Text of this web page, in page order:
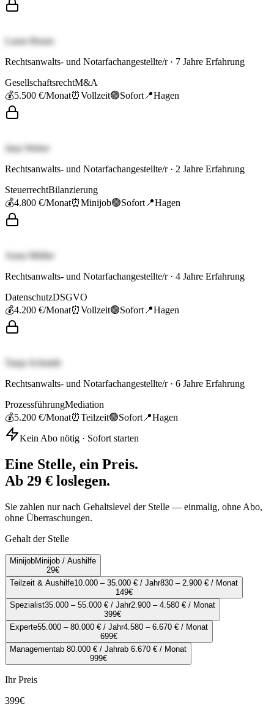
Laura Braun
Rechtsanwalts- und Notarfachangestellte/r· 7 Jahre Erfahrung
GesellschaftsrechtM&A
💰5.500 €/Monat⏰Vollzeit🟢Sofort 📍Hagen
Jana Weber
Rechtsanwalts- und Notarfachangestellte/r· 2 Jahre Erfahrung
SteuerrechtBilanzierung
💰4.800 €/Monat⏰Minijob🟢Sofort 📍Hagen
Anna Müller
Rechtsanwalts- und Notarfachangestellte/r· 4 Jahre Erfahrung
DatenschutzDSGVO
💰4.200 €/Monat⏰Vollzeit🟢Sofort 📍Hagen
Tanja Schmidt
Rechtsanwalts- und Notarfachangestellte/r· 6 Jahre Erfahrung
ProzessführungMediation
💰5.200 €/Monat⏰Teilzeit🟢Sofort 📍Hagen
Kein Abo nötig · Sofort starten
Eine Stelle, ein Preis.
Ab 29 € loslegen.
Sie zahlen nur nach Gehaltslevel der Stelle — einmalig, ohne Abo,
ohne Überraschungen.
Gehalt der Stelle
MinijobMinijob / Aushilfe
29€
Teilzeit & Aushilfe10.000 – 35.000 € / Jahr830 – 2.900 € / Monat
149€
Spezialist35.000 – 55.000 € / Jahr2.900 – 4.580 € / Monat
399€
Experte55.000 – 80.000 € / Jahr4.580 – 6.670 € / Monat
699€
Managementab 80.000 € / Jahrab 6.670 € / Monat
999€
Ihr Preis
399€